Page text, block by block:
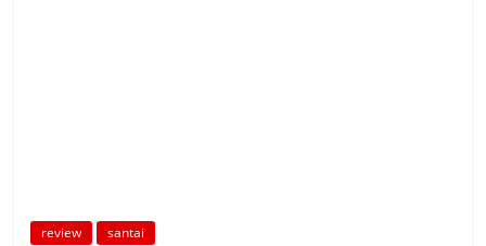
review santai